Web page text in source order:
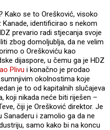
Kako se to Orešković, visoko
identificirao s nekom
prevario radi stjecanja svoje
zbog domoljublja, da ne velim
o Oreškoviću kao
dijaspore, u čemu ga je HDZ
Plivu i konačno je prodao
okolnostima koje
je to od kapitalnih slučajeva
koji nikada neće biti riješen –
čiji je Orešković direktor. Je
i zamolio ga da ne
samo kako bi na koncu